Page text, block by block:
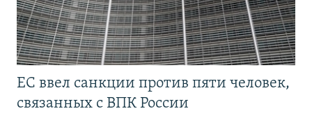
ЕС ввел санкции против пяти человек,
связанных с ВПК России